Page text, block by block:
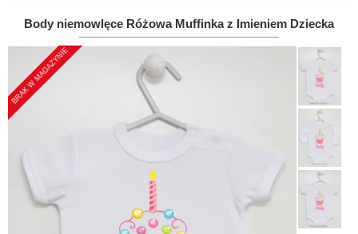
Body niemowlęce Różowa Muffinka z Imieniem Dziecka
BRAK W MAGAZYNIE